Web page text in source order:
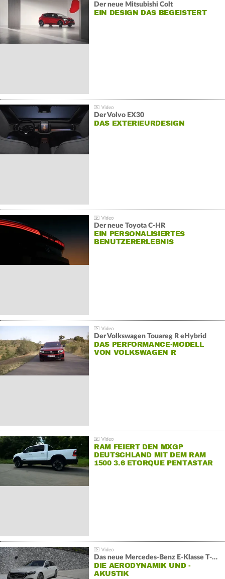
Der neue Mitsubishi Colt
EIN DESIGN DAS BEGEISTERT
Der Volvo EX30
DAS EXTERIEURDESIGN
Der neue Toyota C-HR
EIN PERSONALISIERTES
BENUTZERERLEBNIS
Der Volkswagen Touareg R eHybrid
DAS PERFORMANCE-MODELL
VON VOLKSWAGEN R
RAM FEIERT DEN MXGP
DEUTSCHLAND MIT DEM RAM
1500 3.6 ETORQUE PENTASTAR
Das neue Mercedes-Benz E-Klasse T-Modell
DIE AERODYNAMIK UND -
AKUSTIK